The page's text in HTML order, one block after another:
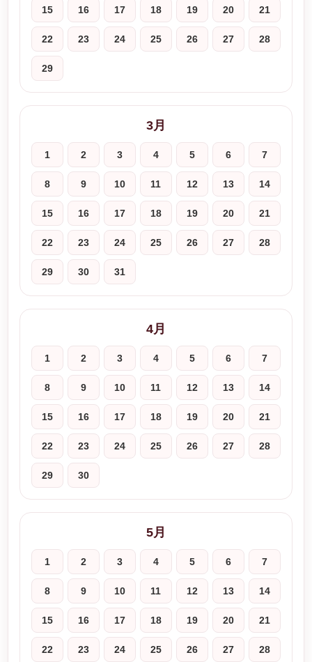
15 16 17 18 19 20 21
22 23 24 25 26 27 28
29
3月
1 2 3 4 5 6 7
8 9 10 11 12 13 14
15 16 17 18 19 20 21
22 23 24 25 26 27 28
29 30 31
4月
1 2 3 4 5 6 7
8 9 10 11 12 13 14
15 16 17 18 19 20 21
22 23 24 25 26 27 28
29 30
5月
1 2 3 4 5 6 7
8 9 10 11 12 13 14
15 16 17 18 19 20 21
22 23 24 25 26 27 28